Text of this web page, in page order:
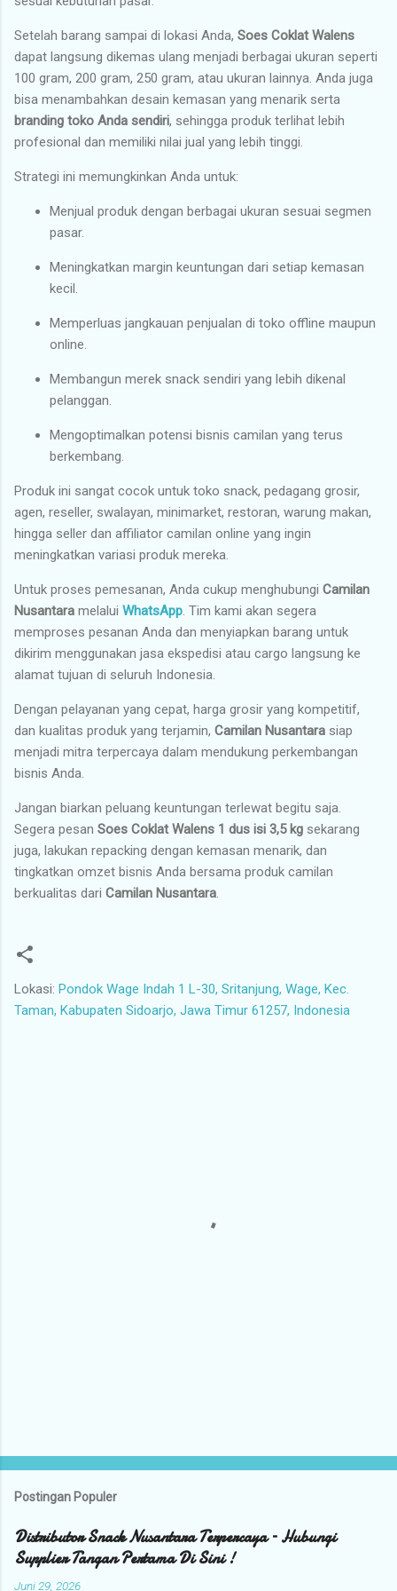
Setelah barang sampai di lokasi Anda, Soes Coklat Walens
dapat langsung dikemas ulang menjadi berbagai ukuran seperti
100 gram, 200 gram, 250 gram, atau ukuran lainnya. Anda juga
bisa menambahkan desain kemasan yang menarik serta
branding toko Anda sendiri, sehingga produk terlihat lebih
profesional dan memiliki nilai jual yang lebih tinggi.
Strategi ini memungkinkan Anda untuk:
Menjual produk dengan berbagai ukuran sesuai segmen
pasar.
Meningkatkan margin keuntungan dari setiap kemasan
kecil.
Memperluas jangkauan penjualan di toko offline maupun
online.
Membangun merek snack sendiri yang lebih dikenal
pelanggan.
Mengoptimalkan potensi bisnis camilan yang terus
berkembang.
Produk ini sangat cocok untuk toko snack, pedagang grosir,
agen, reseller, swalayan, minimarket, restoran, warung makan,
hingga seller dan affiliator camilan online yang ingin
meningkatkan variasi produk mereka.
Untuk proses pemesanan, Anda cukup menghubungi Camilan
Nusantara melalui WhatsApp. Tim kami akan segera
memproses pesanan Anda dan menyiapkan barang untuk
dikirim menggunakan jasa ekspedisi atau cargo langsung ke
alamat tujuan di seluruh Indonesia.
Dengan pelayanan yang cepat, harga grosir yang kompetitif,
dan kualitas produk yang terjamin, Camilan Nusantara siap
menjadi mitra terpercaya dalam mendukung perkembangan
bisnis Anda.
Jangan biarkan peluang keuntungan terlewat begitu saja.
Segera pesan Soes Coklat Walens 1 dus isi 3,5 kg sekarang
juga, lakukan repacking dengan kemasan menarik, dan
tingkatkan omzet bisnis Anda bersama produk camilan
berkualitas dari Camilan Nusantara.
Lokasi: Pondok Wage Indah 1 L-30, Sritanjung, Wage, Kec.
Taman, Kabupaten Sidoarjo, Jawa Timur 61257, Indonesia
Postingan Populer
Distributor Snack Nusantara Terpercaya – Hubungi
Supplier Tangan Pertama Di Sini !
Juni 29, 2026